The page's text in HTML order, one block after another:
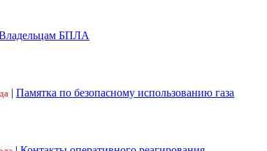
БПЛА
| Памятка по безопасному использованию газа